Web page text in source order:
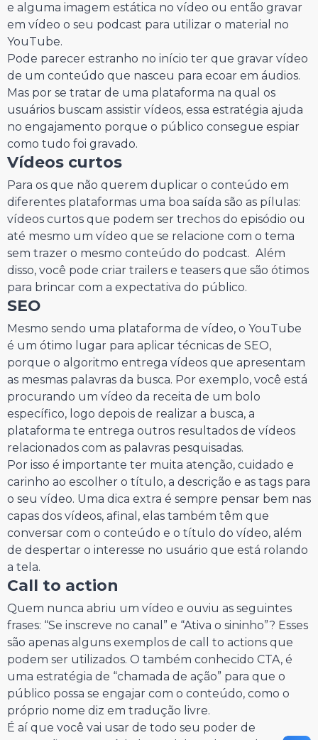
e alguma imagem estática no vídeo ou então gravar
em vídeo o seu podcast para utilizar o material no
YouTube.
Pode parecer estranho no início ter que gravar vídeo
de um conteúdo que nasceu para ecoar em áudios.
Mas por se tratar de uma plataforma na qual os
usuários buscam assistir vídeos, essa estratégia ajuda
no engajamento porque o público consegue espiar
como tudo foi gravado.
Vídeos curtos
Para os que não querem duplicar o conteúdo em
diferentes plataformas uma boa saída são as pílulas:
vídeos curtos que podem ser trechos do episódio ou
até mesmo um vídeo que se relacione com o tema
sem trazer o mesmo conteúdo do podcast. Além
disso, você pode criar trailers e teasers que são ótimos
para brincar com a expectativa do público.
SEO
Mesmo sendo uma plataforma de vídeo, o YouTube
é um ótimo lugar para aplicar técnicas de SEO,
porque o algoritmo entrega vídeos que apresentam
as mesmas palavras da busca. Por exemplo, você está
procurando um vídeo da receita de um bolo
específico, logo depois de realizar a busca, a
plataforma te entrega outros resultados de vídeos
relacionados com as palavras pesquisadas.
Por isso é importante ter muita atenção, cuidado e
carinho ao escolher o título, a descrição e as tags para
o seu vídeo. Uma dica extra é sempre pensar bem nas
capas dos vídeos, afinal, elas também têm que
conversar com o conteúdo e o título do vídeo, além
de despertar o interesse no usuário que está rolando
a tela.
Call to action
Quem nunca abriu um vídeo e ouviu as seguintes
frases: “Se inscreve no canal” e “Ativa o sininho”? Esses
são apenas alguns exemplos de call to actions que
podem ser utilizados. O também conhecido CTA, é
uma estratégia de “chamada de ação” para que o
público possa se engajar com o conteúdo, como o
próprio nome diz em tradução livre.
É aí que você vai usar de todo seu poder de